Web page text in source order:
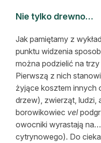
Nie tylko drewno…
Jak pamiętamy z
punktu widzenia
można podzielić na
Pierwszą z nich
żyjące kosztem innych
drzew), zwierząt, ludzi,
borowikowiec vel
owocniki wyrastają
cytrynowego). Do